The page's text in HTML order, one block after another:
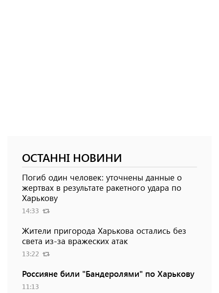
ОСТАННІ НОВИНИ
Погиб один человек: уточнены данные о
жертвах в результате ракетного удара по
Харькову
14:33
Жители пригорода Харькова остались без
света из-за вражеских атак
13:22
Россияне били "Бандеролями" по Харькову
11:13